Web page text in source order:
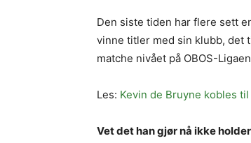
Den siste tiden har flere sett
vinne titler med sin klubb, det
matche nivået på OBOS-
Les: Kevin de Bruyne kobles
Vet det han gjør nå ikke